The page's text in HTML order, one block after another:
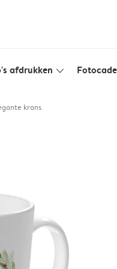
afdrukken slim_arrow_down
krans